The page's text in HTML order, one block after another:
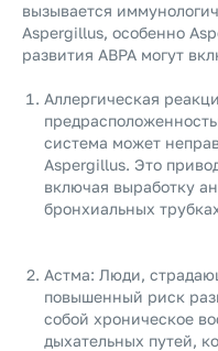
вызывается
Aspergillus, особенно
развития ABPA могут
Аллергическая
система может
Aspergillus. Это
включая выработку
бронхиальных
Астма: Люди,
повышенный риск
собой хроническое
дыхательных путей,